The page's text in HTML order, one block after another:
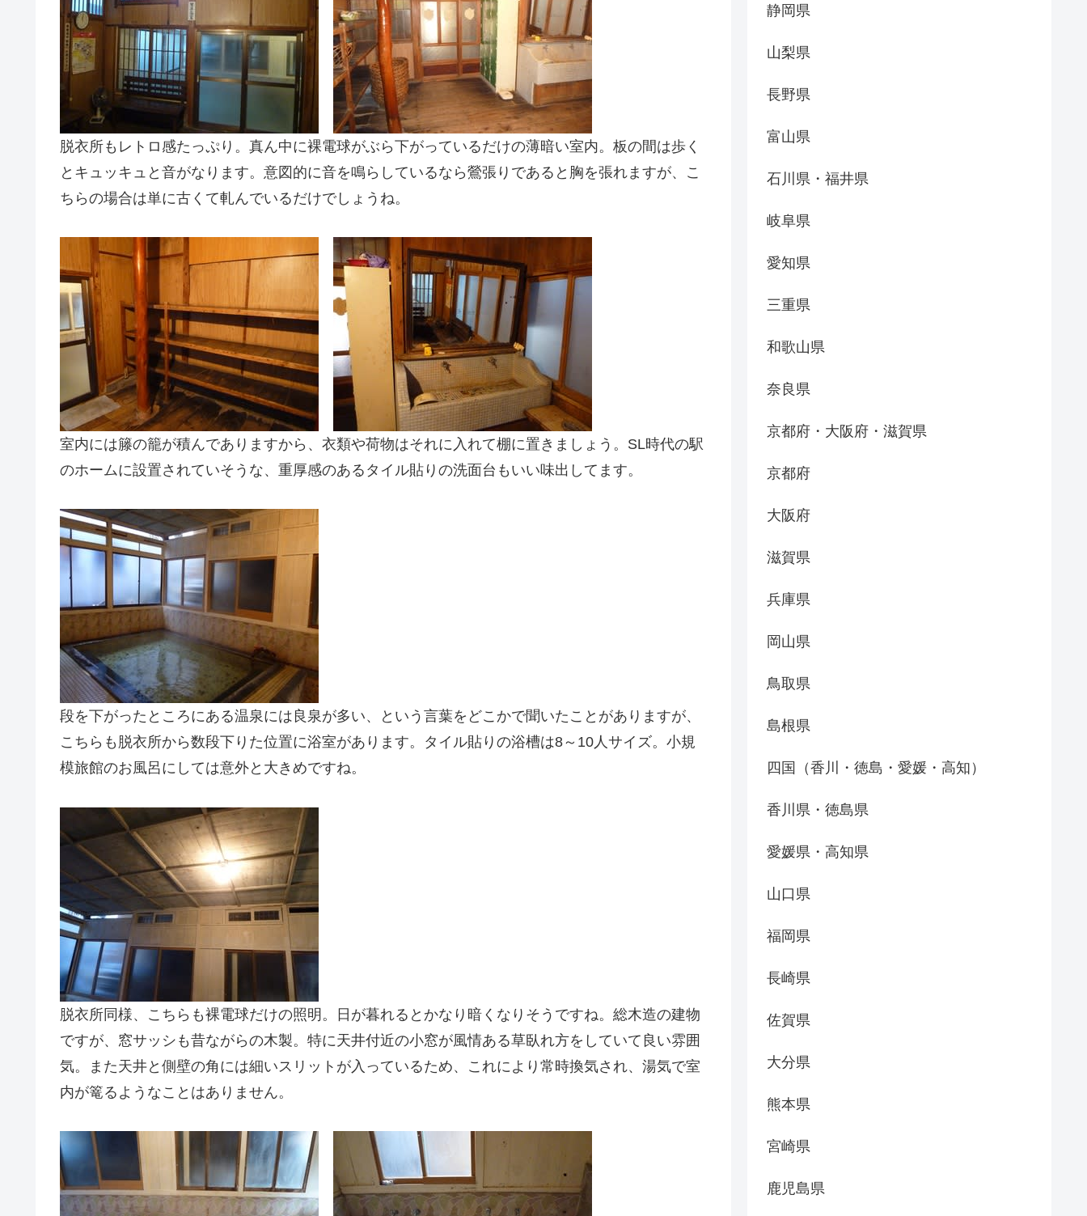
脱衣所もレトロ感たっぷり。真ん中に裸電球がぶら下がっているだけの薄暗い室内。板の間は歩く
とキュッキュと音がなります。意図的に音を鳴らしているなら鶯張りであると胸を張れますが、こ
ちらの場合は単に古くて軋んでいるだけでしょうね。
室内には籐の籠が積んでありますから、衣類や荷物はそれに入れて棚に置きましょう。SL時代の駅
のホームに設置されていそうな、重厚感のあるタイル貼りの洗面台もいい味出してます。
段を下がったところにある温泉には良泉が多い、という言葉をどこかで聞いたことがありますが、
こちらも脱衣所から数段下りた位置に浴室があります。タイル貼りの浴槽は8～10人サイズ。小規
模旅館のお風呂にしては意外と大きめですね。
脱衣所同様、こちらも裸電球だけの照明。日が暮れるとかなり暗くなりそうですね。総木造の建物
ですが、窓サッシも昔ながらの木製。特に天井付近の小窓が風情ある草臥れ方をしていて良い雰囲
気。また天井と側壁の角には細いスリットが入っているため、これにより常時換気され、湯気で室
内が篭るようなことはありません。
静岡県
山梨県
長野県
富山県
石川県・福井県
岐阜県
愛知県
三重県
和歌山県
奈良県
京都府・大阪府・滋賀県
京都府
大阪府
滋賀県
兵庫県
岡山県
鳥取県
島根県
四国（香川・徳島・愛媛・高知）
香川県・徳島県
愛媛県・高知県
山口県
福岡県
長崎県
佐賀県
大分県
熊本県
宮崎県
鹿児島県